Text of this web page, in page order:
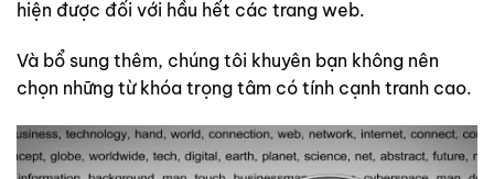
hiện được đối với hầu hết các trang web.
Và bổ sung thêm, chúng tôi khuyên bạn không nên
chọn những từ khóa trọng tâm có tính cạnh tranh cao.